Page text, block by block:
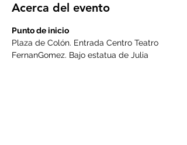
Acerca del evento
Punto de inicio
Plaza de Colón. Entrada Centro Teatro
FernanGomez. Bajo estatua de Julia